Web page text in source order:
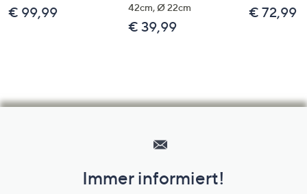
€ 99,99
42cm, Ø 22cm
€ 39,99
€ 72,99
Unternehmensinformationen
Immer informiert!